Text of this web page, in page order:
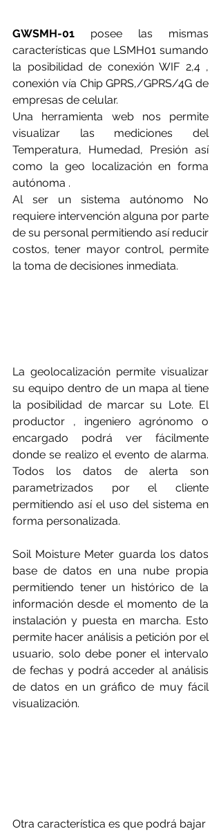
GWSMH-01 posee las mismas
características que LSMH01 sumando
la posibilidad de conexión WIF 2,4 ,
conexión vía Chip GPRS,/GPRS/4G de
empresas de celular.
Una herramienta web nos permite
visualizar las mediciones del
Temperatura, Humedad, Presión así
como la geo localización en forma
autónoma .
Al ser un sistema autónomo No
requiere intervención alguna por parte
de su personal permitiendo así reducir
costos, tener mayor control, permite
la toma de decisiones inmediata.
La geolocalización permite visualizar
su equipo dentro de un mapa al tiene
la posibilidad de marcar su Lote. El
productor , ingeniero agrónomo o
encargado podrá ver fácilmente
donde se realizo el evento de alarma.
Todos los datos de alerta son
parametrizados por el cliente
permitiendo así el uso del sistema en
forma personalizada.
Soil Moisture Meter guarda los datos
base de datos en una nube propia
permitiendo tener un histórico de la
información desde el momento de la
instalación y puesta en marcha. Esto
permite hacer análisis a petición por el
usuario, solo debe poner el intervalo
de fechas y podrá acceder al análisis
de datos en un gráfico de muy fácil
visualización.
Otra característica es que podrá bajar